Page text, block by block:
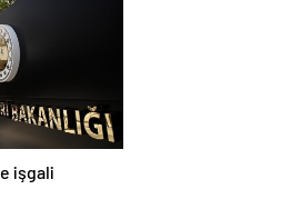
işgali